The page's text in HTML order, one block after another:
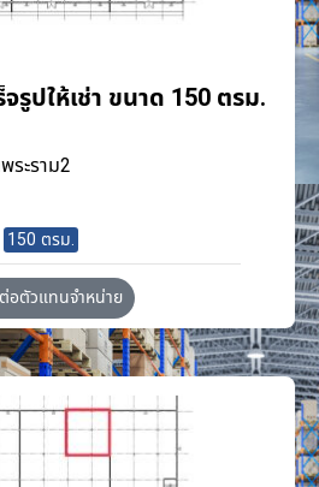
รูปให้เช่า ขนาด 150 ตรม.
ระราม2
150 ตรม.
อตัวแทนจำหน่าย